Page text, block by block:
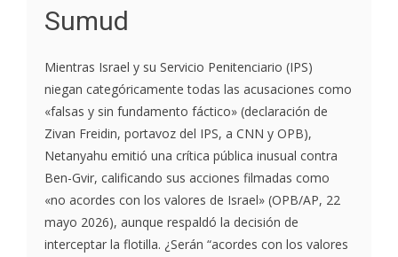
Sumud
Mientras Israel y su Servicio Penitenciario (IPS)
niegan categóricamente todas las acusaciones como
«falsas y sin fundamento fáctico» (declaración de
Zivan Freidin, portavoz del IPS, a CNN y OPB),
Netanyahu emitió una crítica pública inusual contra
Ben-Gvir, calificando sus acciones filmadas como
«no acordes con los valores de Israel» (OPB/AP, 22
mayo 2026), aunque respaldó la decisión de
interceptar la flotilla. ¿Serán “acordes con los valores